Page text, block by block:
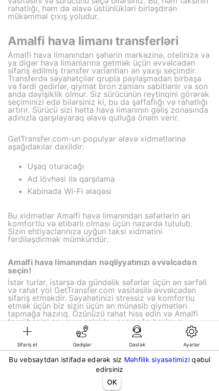
Sifariş et Gedişlər Dəstək Ayarlar
Bu vebsaytdan istifadə edərək siz Məhfilik siyasətimizi qəbul
edirsiniz
OK
rahatlığı, həm də əlavə üstünlükləri birləşdirən
mükəmməl çıxış yoludur.
Amalfi hava limanı transferləri
Amalfi hava limanından şəhərin mərkəzinə, otelinizə və
ya digər hava limanlarına getmək üçün əvvəlcədən
sifariş edilmiş transfer variantları ən yaxşı seçimdir.
Transferdə səyahətçilər qrupla paylaşmadan birbaşa
və fərdi gedirlər, qiymət bron zamanı sabitlənir və son
anda dəyişiklik olmur. Siz sürücünün reytinqini görərək
seçiminizi edə bilərsiniz ki, bu da şəffaflığı və rahatlığı
artırır. Sürücü sizi hətta hava limanının gəliş zonasında
adınızla qarşılayaraq əlavə qulluğa önəm verir.
GetTransfer.com-un populyar əlavə xidmətlərinə
aşağıdakılar daxildir:
Uşaq oturacağı
Ad lövhəsi ilə qarşılama
Kabinada Wi-Fi əlaqəsi
Bu xidmətlər Amalfi hava limanından səfərlərin ən
komfortlu və etibarlı olması üçün nəzərdə tutulub.
Sizin ehtiyaclarınıza uyğun taksi xidmətini
fərdiləşdirmək mümkündür.
Amalfi hava limanından nəqliyyatınızı əvvəlcədən
seçin!
İstər turlar, istərsə də gündəlik səfərlər üçün ən sərfəli
və rahat yol GetTransfer.com vasitəsilə əvvəlcədən
sifariş etməkdir. Səyahətinizi stressiz və komfortlu
etmək üçün biz sizin üçün ən münasib qiymətləri
tapmağa hazırıq. Özünüzü rahat hiss edin və Amalfi
təcrübənizi ən yaxşı şəkildə yaşamağa başlayın —
gettransfer.com sizin xidmətinizdədir!
©KG GLOBAL LIMITED. GetTransfer® is trademark of KG GLOBAL LIMITED.